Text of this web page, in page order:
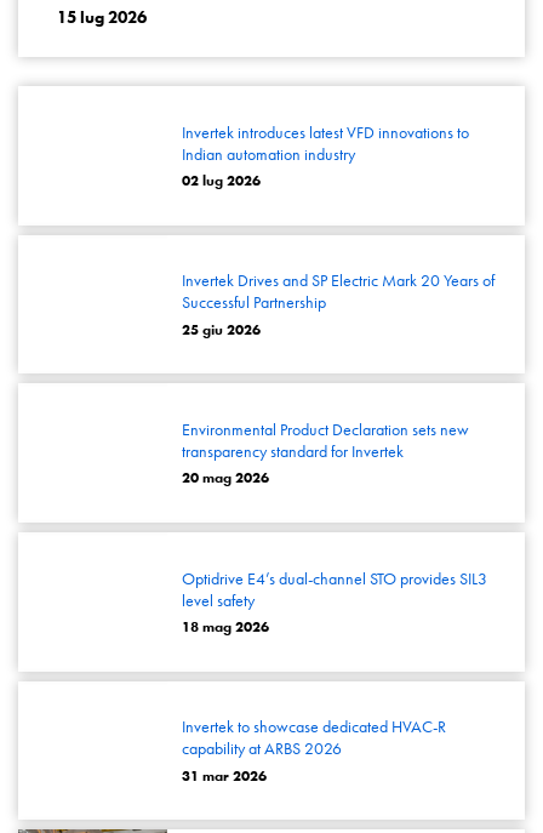
15 lug 2026
Invertek introduces latest VFD innovations to
Indian automation industry
02 lug 2026
Invertek Drives and SP Electric Mark 20 Years of
Successful Partnership
25 giu 2026
Environmental Product Declaration sets new
transparency standard for Invertek
20 mag 2026
Optidrive E4’s dual-channel STO provides SIL3
level safety
18 mag 2026
Invertek to showcase dedicated HVAC-R
capability at ARBS 2026
31 mar 2026